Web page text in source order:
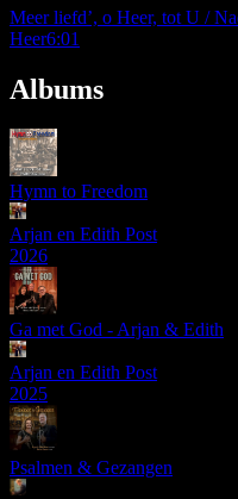
Meer liefd’, o Heer, tot U /
Heer6:01
Albums
Hymn to Freedom
Arjan en Edith Post
2026
Ga met God - Arjan & Edith
Arjan en Edith Post
2025
Psalmen & Gezangen